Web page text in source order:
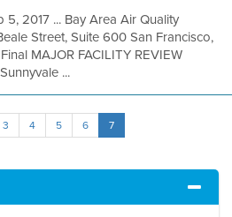
5, 2017 ... Bay Area Air Quality
Street, Suite 600 San Francisco,
MAJOR FACILITY REVIEW
...
3 4 5 6 7